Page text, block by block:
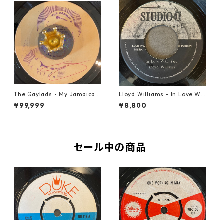
The Gaylads - My Jamaican
Girl【7-22009】
¥99,999
Lloyd Williams - In Love Wit
h You【7-21917】
¥8,800
セール中の商品